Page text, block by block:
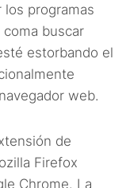
los programas
buscar
estorbando el
web.
de
Firefox
Chrome. La